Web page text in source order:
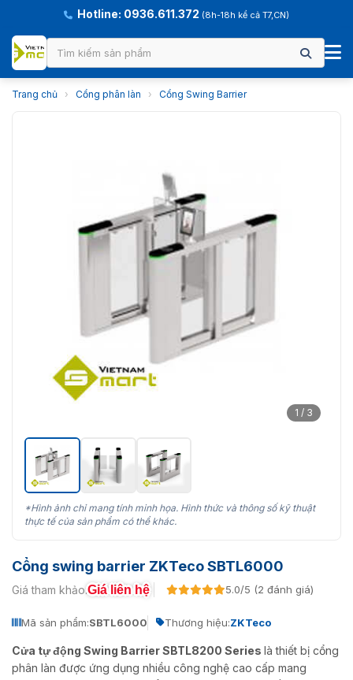
Hotline: 0936.611.372 (8h-18h kể cả T7,CN)
Trang chủ › Cổng phân làn › Cổng Swing Barrier
1 / 3
*Hình ảnh chỉ mang tính minh họa. Hình thức và thông số kỹ thuật
thực tế của sản phẩm có thể khác.
Cổng swing barrier ZKTeco SBTL6000
Giá tham khảo:Giá liên hệ 5.0/5 (2 đánh giá)
Mã sản phẩm:SBTL6000 Thương hiệu:ZKTeco
Cửa tự động Swing Barrier SBTL8200 Series là thiết bị cổng
phân làn được ứng dụng nhiều công nghệ cao cấp mang